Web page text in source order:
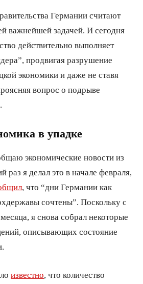
Германии считают
важнейшей задачей. И сегодня
действительно выполняет
продвигая разрушение
экономики и даже не ставя
вопрос о подрыве
в упадке
экономические новости из
раз я делал это в начале февраля,
, что “дни Германии как
сочтены”. Поскольку с
я снова собрал некоторые
описывающих состояние
известно , что количество